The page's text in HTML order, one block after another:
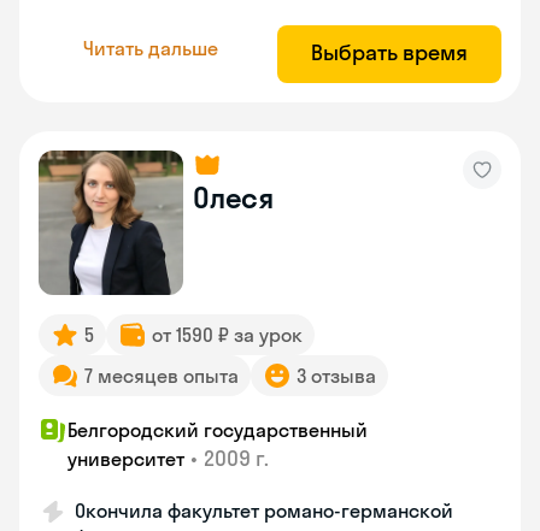
Читать дальше Выбрать время
Олеся
5
от 1590 ₽ за урок
7 месяцев опыта
3 отзыва
Белгородский государственный
университет • 2009 г.
Окончила факультет романо-германской